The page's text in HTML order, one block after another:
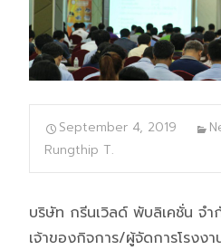
September 4, 2019
Rungthip T.
บริษัท กรีนเวิลด์ พับลิเคชั่น จ
เจ้าของกิจการ/ผู้จัดการโรง